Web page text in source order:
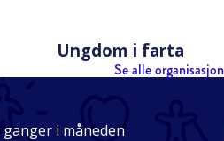
Ungdom i farta
Se alle
i måneden